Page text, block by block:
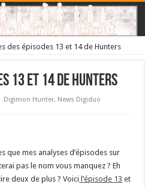
des épisodes 13 et 14 de Hunters
13 et 14 de Hunters
Digimon Hunter, News Digiduo
que mes analyses d’épisodes sur
pas le nom vous manquez ? Eh
deux de plus ? Voici l’épisode 13 et